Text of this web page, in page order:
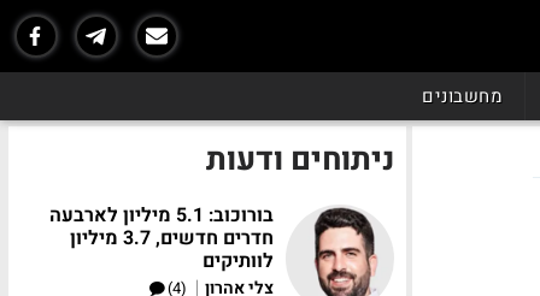
מחשבונים
ניתוחים ודעות
בורוכוב: 5.1 מיליון לארבעה
חדרים חדשים, 3.7 מיליון
לוותיקים
צלי אהרון |
(4)